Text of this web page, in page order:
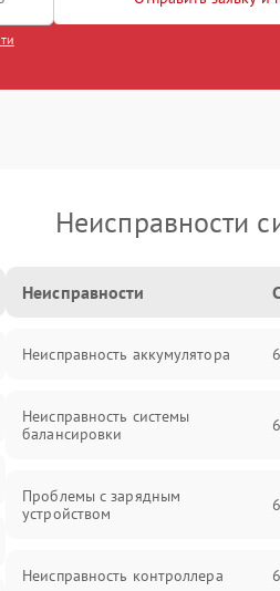
Неисправности
Неисправности
Неисправность аккумулятора
Неисправность системы
балансировки
Проблемы с зарядным
устройством
Неисправность контроллера